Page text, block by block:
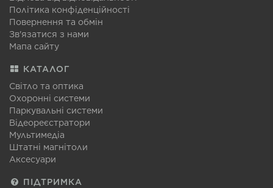
Політика конфіденційності
Повернення та обмін
Зв'язатися з нами
Мапа сайту
КАТАЛОГ
Світло та оптика
Охоронні системи
Паркувальні системи
Відеореєстратори
Мультимедіа
Штатні магнітоли
Аксесуари
ПІДТРИМКА